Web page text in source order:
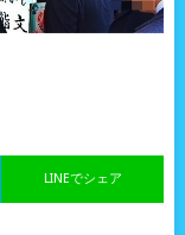
LINEでシェア